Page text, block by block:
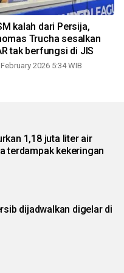
kalah dari Persija,
Trucha sesalkan
tak berfungsi di JIS
2026 5:34 WIB
1,18 juta liter air
terdampak kekeringan
dijadwalkan digelar di